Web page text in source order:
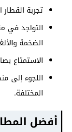
تجربة القطار
الضخمة
الاستمتاع
اللجوء إلى
المختلفة.
أفضل